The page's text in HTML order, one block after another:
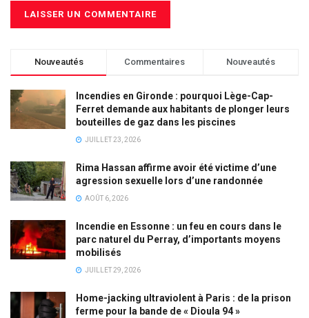
Nouveautés Commentaires Nouveautés
Incendies en Gironde : pourquoi Lège-Cap-
Ferret demande aux habitants de plonger leurs
bouteilles de gaz dans les piscines
JUILLET 23, 2026
Rima Hassan affirme avoir été victime d’une
agression sexuelle lors d’une randonnée
AOÛT 6, 2026
Incendie en Essonne : un feu en cours dans le
parc naturel du Perray, d’importants moyens
mobilisés
JUILLET 29, 2026
Home-jacking ultraviolent à Paris : de la prison
ferme pour la bande de « Dioula 94 »